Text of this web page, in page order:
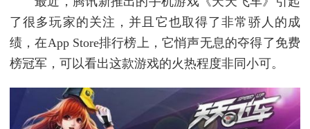
了很多玩家的关注，并且它也取得了非常骄人的成
绩，在App Store排行榜上，它悄声无息的夺得了免费
榜冠军，可以看出这款游戏的火热程度非同小可。